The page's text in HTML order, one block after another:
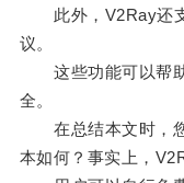
此外，V2Ray还支
议。
这些功能可以帮助
全。
在总结本文时，您
本如何？事实上，